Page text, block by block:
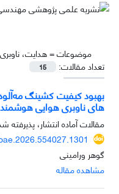
موضوعات =هدایت،
تعداد مقالات:
15
بهبود کیفیت کشینگ
های ناوبری هوایی هوشمند
مقالات آماده انتشار، پذیرفته
گوهر ورامینی
مشاهده مقاله